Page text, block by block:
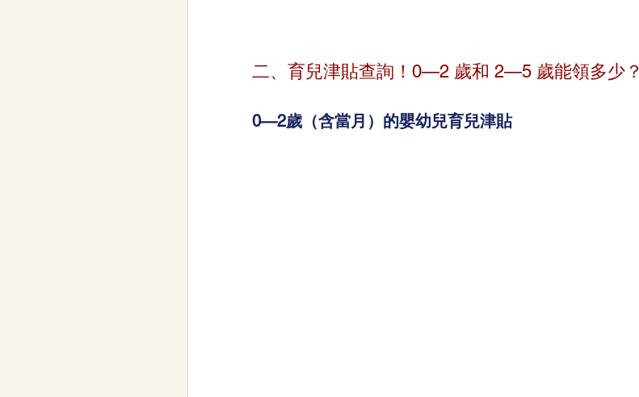
二、育兒津貼查詢！0—2 歲和 2—5 歲能領多少？
0—2歲（含當月）的嬰幼兒育兒津貼